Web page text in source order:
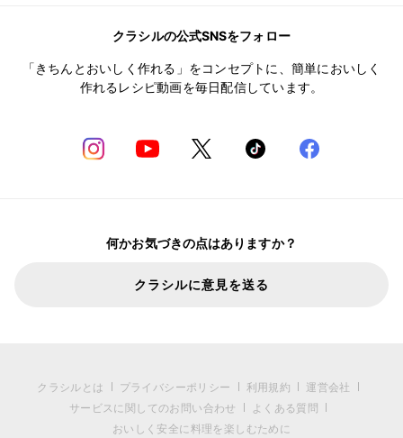
クラシルの公式SNSをフォロー
「きちんとおいしく作れる」をコンセプトに、簡単においしく
作れるレシピ動画を毎日配信しています。
何かお気づきの点はありますか？
クラシルに意見を送る
クラシルとは プライバシーポリシー 利用規約
運営会社
サービスに関してのお問い合わせ
よくある質問
おいしく安全に料理を楽しむために